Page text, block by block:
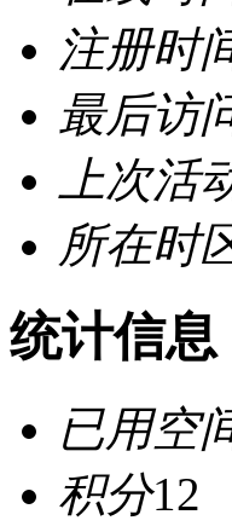
注册时
最后访
上次活
所在时
统计信息
已用空
积分12